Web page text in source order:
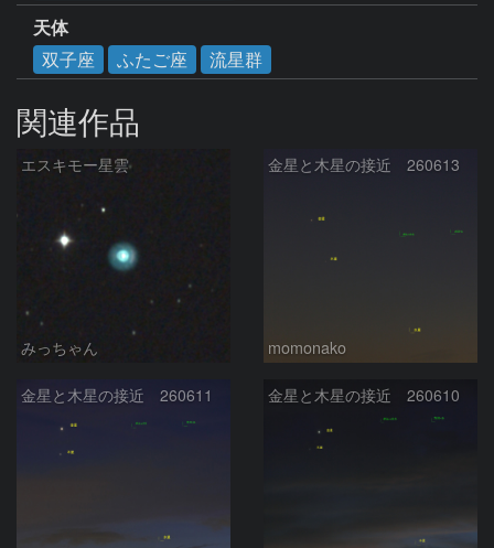
天体
双子座
ふたご座 流星群
関連作品
エスキモー星雲
みっちゃん
金星と木星の接近 260613
momonako
金星と木星の接近 260611 金星と木星の接近 260610